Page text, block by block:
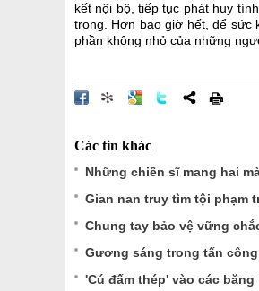
kết nội bộ, tiếp tục phát huy
trọng. Hơn bao giờ hết, để sức
phần không nhỏ của những
Các tin khác
Những chiến sĩ mang hai
Gian nan truy tìm tội phạm
Chung tay bảo vệ vững
Gương sáng trong tấn
'Cú đấm thép' vào các